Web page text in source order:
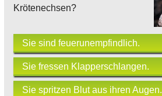
Krötenechsen?
Sie sind feuerunempfindlich.
Sie fressen Klapperschlangen.
Sie spritzen Blut aus ihren Augen.